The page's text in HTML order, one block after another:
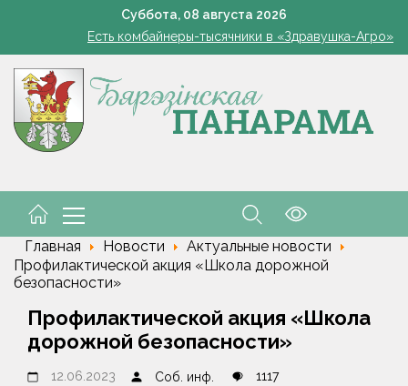
Суббота, 08 августа 2026
В Жорновке проходит турслёт сотрудников ГКСЭ
Есть комбайнеры-тысячники в «Здравушка-Агро»
Белоруска Орел завоевала серебро чемпионата Европы по
В Белыничском районе погиб мотоциклист после
В Жорновке проходит турслёт сотрудников ГКСЭ
Белоруска Орел завоевала серебро чемпионата Европы по
Главная Новости
Актуальные новости
Профилактической акция «Школа дорожной
безопасности»
Профилактической акция «Школа
дорожной безопасности»
12.06.2023 Соб. инф. 1117